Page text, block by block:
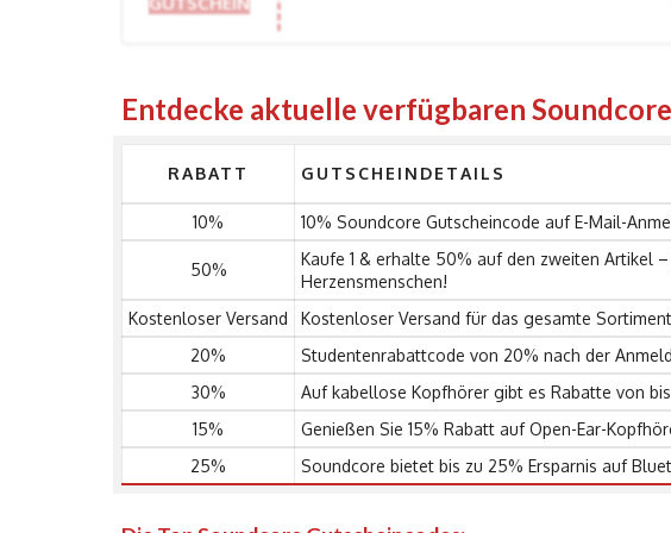
Entdecke aktuelle verfügbaren
RABATT GUTSCHEINDETAILS
10%
10% Soundcore Gutscheincode auf E-Mail-
50%
Kaufe 1 & erhalte 50% auf den zweiten Artikel
Herzensmenschen!
Kostenloser Versand
Kostenloser Versand für das gesamte
20%
Studentenrabattcode von 20% nach der
30%
Auf kabellose Kopfhörer gibt es Rabatte von
15%
Genießen Sie 15% Rabatt auf Open-Ear-
25%
Soundcore bietet bis zu 25% Ersparnis auf